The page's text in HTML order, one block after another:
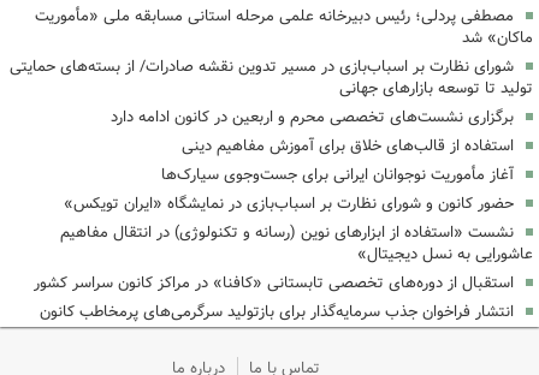
مصطفی پردلی؛ رئیس دبیرخانه علمی مرحله استانی مسابقه ملی «مأموریت
ماکان» شد
شورای نظارت بر اسباب‌بازی در مسیر تدوین نقشه صادرات/ از بسته‌های حمایتی
تولید تا توسعه بازارهای جهانی
برگزاری نشست‌های تخصصی محرم و اربعین در کانون ادامه دارد
استفاده از قالب‌های خلاق برای آموزش مفاهیم دینی
آغاز مأموریت نوجوانان ایرانی برای جست‌وجوی سیارک‌ها
حضور کانون و شورای نظارت بر اسباب‌بازی در نمایشگاه «ایران تویکس»
نشست «استفاده از ابزارهای نوین (رسانه و تکنولوژی) در انتقال مفاهیم
عاشورایی به نسل دیجیتال»
استقبال از دوره‌های تخصصی تابستانی «کافنا» در مراکز کانون سراسر کشور
انتشار فراخوان جذب سرمایه‌گذار برای بازتولید سرگرمی‌های پرمخاطب کانون
تماس با ما درباره ما